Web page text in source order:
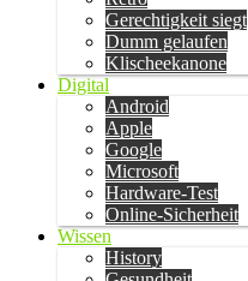
Gerechtigkeit siegt
Dumm gelaufen
Klischeekanone
Digital
Android
Apple
Google
Microsoft
Hardware-Test
Online-Sicherheit
Wissen
History